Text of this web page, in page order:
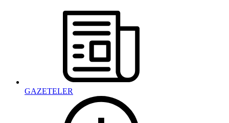
GAZETELER